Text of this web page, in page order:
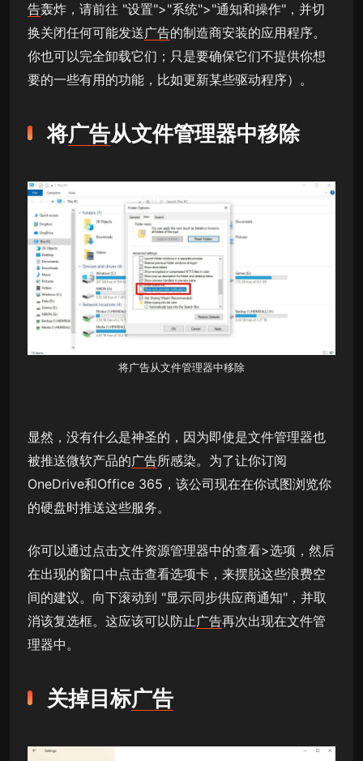
告轰炸，请前往 "设置">"系统">"通知和操作"，并切
换关闭任何可能发送广告的制造商安装的应用程序。
你也可以完全卸载它们；只是要确保它们不提供你想
要的一些有用的功能，比如更新某些驱动程序）。
将广告从文件管理器中移除
将广告从文件管理器中移除
显然，没有什么是神圣的，因为即使是文件管理器也
被推送微软产品的广告所感染。为了让你订阅
OneDrive和Office 365，该公司现在在你试图浏览你
的硬盘时推送这些服务。
你可以通过点击文件资源管理器中的查看>选项，然后
在出现的窗口中点击查看选项卡，来摆脱这些浪费空
间的建议。向下滚动到 "显示同步供应商通知"，并取
消该复选框。这应该可以防止 广告再次出现在文件管
理器中。
关掉目标广告